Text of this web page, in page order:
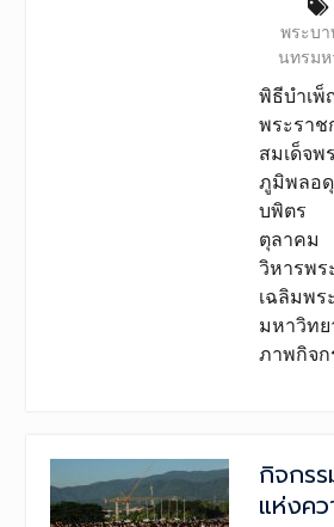
พระบา
นทรมห
พิธีบำเพ็
พระรา
สมเด็จพ
ภูมิพลอ
บพิตร
ตุลาค
วิหารพร
เฉลิมพร
มหาวิท
ภาพกิจก
กิจกร
แห่งค